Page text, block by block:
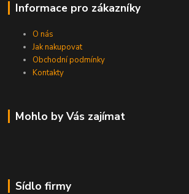
Informace pro zákazníky
O nás
Jak nakupovat
Obchodní podmínky
Kontakty
Mohlo by Vás zajímat
Sídlo firmy